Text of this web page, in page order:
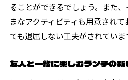
ることができるでしょう。また
まなアクティビティも用意され
ても退屈しない工夫がされていま
友人と一緒に楽しむランチの